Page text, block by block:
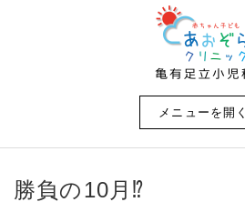
メニューを開く
勝負の10月⁉